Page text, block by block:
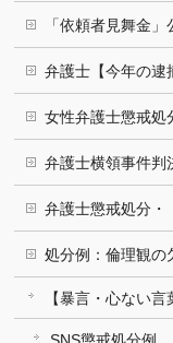
「依頼者見舞金」
弁護士【今年の逮
女性弁護士懲戒処
弁護士横領事件判
弁護士懲戒処分・
処分例：倫理観の
【暴言・心ない